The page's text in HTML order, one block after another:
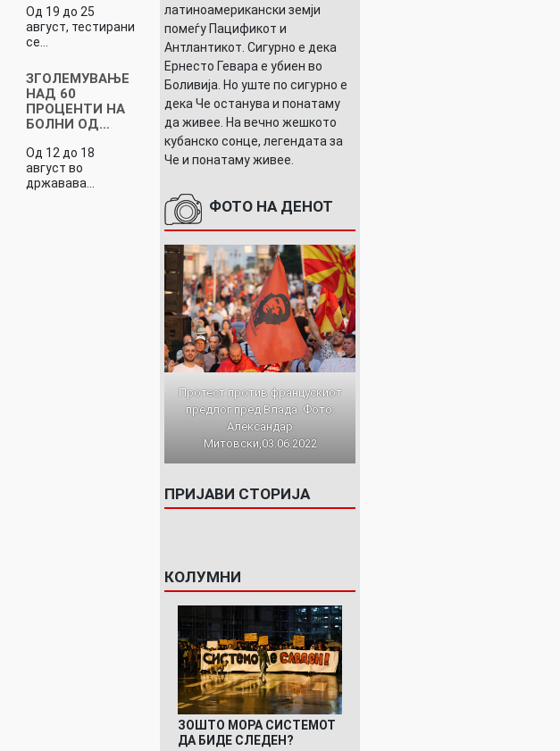
Од 19 до 25
август, тестирани
се…
ЗГОЛЕМУВАЊЕ
НАД 60
ПРОЦЕНТИ НА
БОЛНИ ОД…
Од 12 до 18
август во
државава…
латиноамерикански земји
помеѓу Пацификот и
Антлантикот. Сигурно е дека
Ернесто Гевара е убиен во
Боливија. Но уште по сигурно е
дека Че останува и понатаму
да живее. На вечно жешкото
кубанско сонце, легендата за
Че и понатаму живее.
ФОТО НА ДЕНОТ
Протест против францускиот
предлог пред Влада. Фото:
Александар
Митовски,03.06.2022
ПРИЈАВИ СТОРИЈА
КОЛУМНИ
ЗОШТО МОРА СИСТЕМОТ
ДА БИДЕ СЛЕДЕН?